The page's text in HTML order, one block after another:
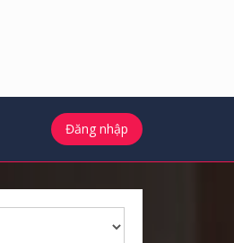
Đăng nhập